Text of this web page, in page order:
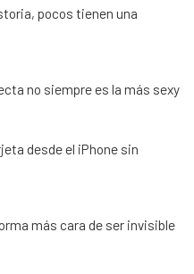
pocos tienen una
no siempre es la más sexy
desde el iPhone sin
más cara de ser invisible